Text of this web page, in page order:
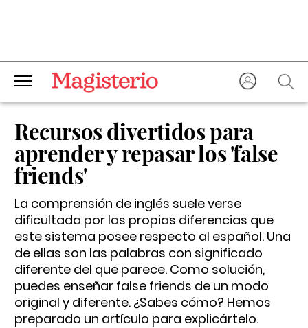
Recursos divertidos para
aprender y repasar los 'false
friends'
La comprensión de inglés suele verse
dificultada por las propias diferencias que
este sistema posee respecto al español. Una
de ellas son las palabras con significado
diferente del que parece. Como solución,
puedes enseñar false friends de un modo
original y diferente. ¿Sabes cómo? Hemos
preparado un artículo para explicártelo.